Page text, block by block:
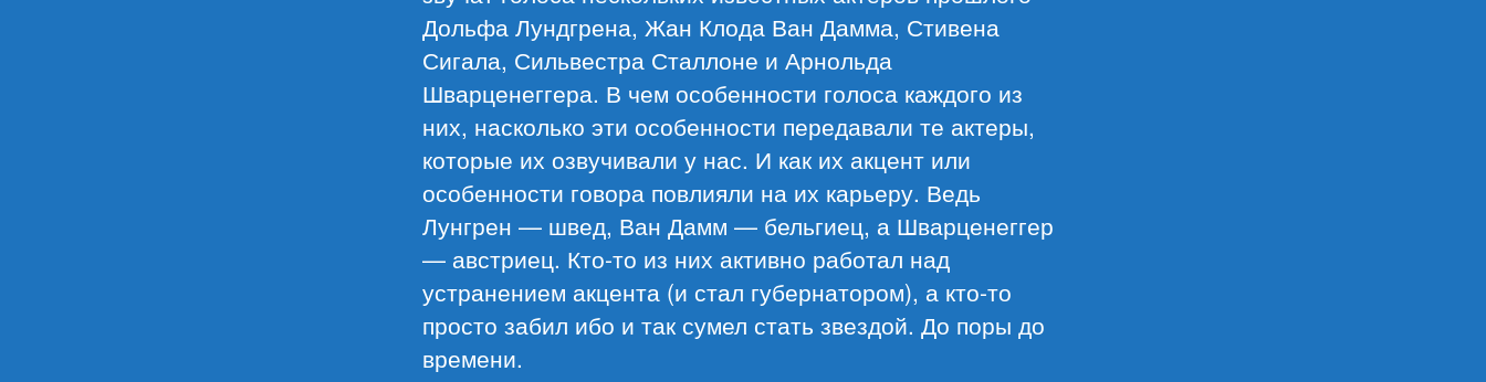
Дольфа Лундгрена, Жан Клода Ван Дамма, Стивена
Сигала, Сильвестра Сталлоне и Арнольда
Шварценеггера. В чем особенности голоса каждого из
них, насколько эти особенности передавали те актеры,
которые их озвучивали у нас. И как их акцент или
особенности говора повлияли на их карьеру. Ведь
Лунгрен — швед, Ван Дамм — бельгиец, а Шварценеггер
— австриец. Кто-то из них активно работал над
устранением акцента (и стал губернатором), а кто-то
просто забил ибо и так сумел стать звездой. До поры до
времени.